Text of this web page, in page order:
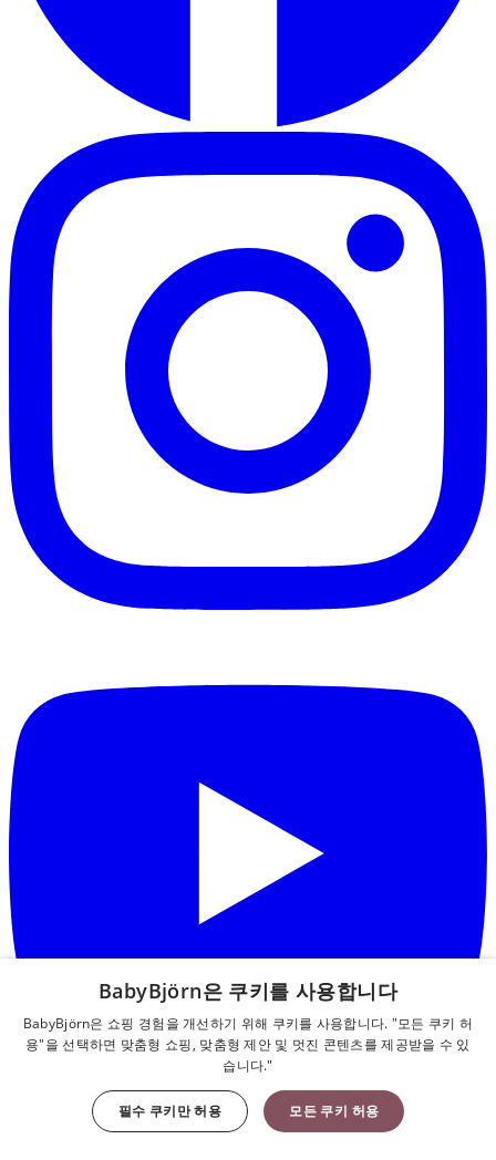
BabyBjörn은 쿠키를 사용합니다
BabyBjörn은 쇼핑 경험을 개선하기 위해 쿠키를 사용합니다. "모든 쿠키 허
용"을 선택하면 맞춤형 쇼핑, 맞춤형 제안 및 멋진 콘텐츠를 제공받을 수 있
습니다."
모든 쿠키 허용
필수 쿠키만 허용